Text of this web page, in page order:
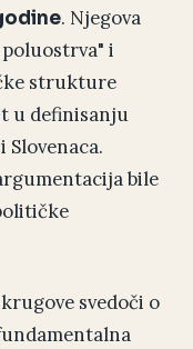
. Njegova
i
strukture
u definisanju
Slovenaca.
bile
svedoči o